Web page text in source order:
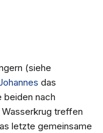
(siehe
das
beiden nach
treffen
letzte gemeinsame